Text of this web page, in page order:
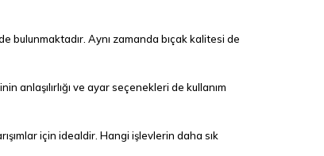
bulunmaktadır. Aynı zamanda bıçak kalitesi de
anlaşılırlığı ve ayar seçenekleri de kullanım
için idealdir. Hangi işlevlerin daha sık